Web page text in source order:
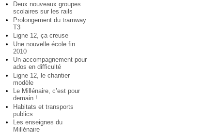
Deux nouveaux groupes
scolaires sur les rails
Prolongement du tramway
T3
Ligne 12, ça creuse
Une nouvelle école fin
2010
Un accompagnement pour
ados en difficulté
Ligne 12, le chantier
modèle
Le Millénaire, c’est pour
demain !
Habitats et transports
publics
Les enseignes du
Millénaire